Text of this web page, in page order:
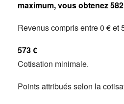
maximum, vous obtenez
Revenus compris entre 0 € et
573 €
Cotisation minimale.
Points attribués selon la